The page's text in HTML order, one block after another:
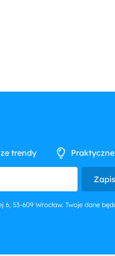
trendy
53-609 Wrocław. Twoje dane